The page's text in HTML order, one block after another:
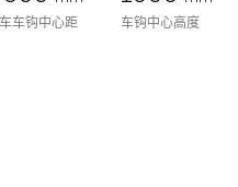
车钩中心距
车钩中心高度